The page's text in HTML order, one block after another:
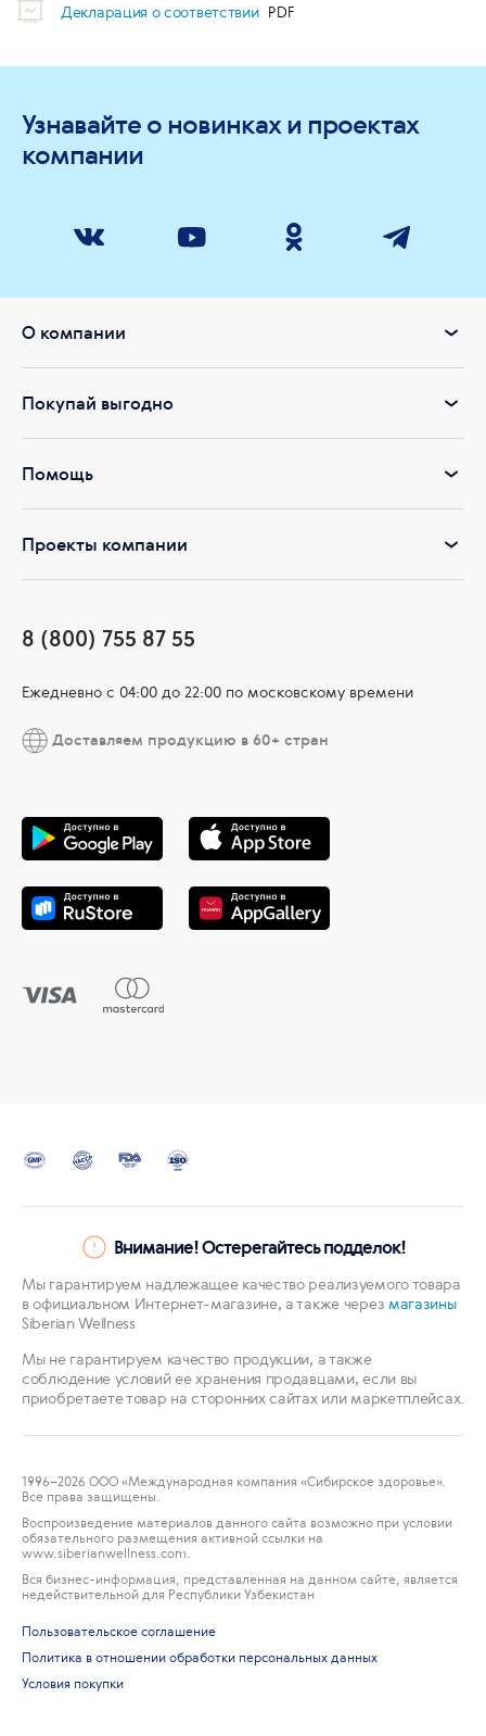
Декларация о соответствии
Узнавайте о новинках и проектах
компании
О компании
Покупай выгодно
Помощь
Проекты компании
8 (800) 755 87 55
Ежедневно c 04:00 до 22:00 по московскому времени
Доставляем продукцию в 60+ стран
Внимание! Остерегайтесь подделок!
Мы гарантируем надлежащее качество реализуемого товара
в официальном Интернет-магазине, а также через магазины
Siberian Wellness
Мы не гарантируем качество продукции, а также
соблюдение условий ее хранения продавцами, если вы
приобретаете товар на сторонних сайтах или маркетплейсах.
1996–2026 ООО «Международная компания «Сибирское здоровье».
Все права защищены.
Воспроизведение материалов данного сайта возможно при условии
обязательного размещения активной ссылки на
www.siberianwellness.com.
Вся бизнес-информация, представленная на данном сайте, является
недействительной для Республики Узбекистан
Пользовательское соглашение
Политика в отношении обработки персональных данных
Условия покупки